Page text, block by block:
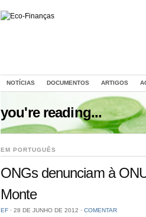
NOTÍCIAS DOCUMENTOS ARTIGOS
you're reading...
EM PORTUGUÊS
ONGs denunciam à
Monte
EF ⋅ 28 DE JUNHO DE 2012 ⋅ COMENTAR